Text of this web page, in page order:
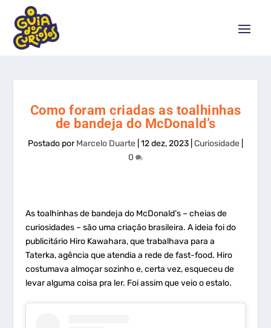
Como foram criadas as toalhinhas
de bandeja do McDonald’s
Postado porMarcelo Duarte 12 dez, 2023 Curiosidade
0
As toalhinhas de bandeja do McDonald’s – cheias de
curiosidades – são uma criação brasileira. A ideia foi do
publicitário Hiro Kawahara, que trabalhava para a
Taterka, agência que atendia a rede de fast-food. Hiro
costumava almoçar sozinho e, certa vez, esqueceu de
levar alguma coisa pra ler. Foi assim que veio o estalo.